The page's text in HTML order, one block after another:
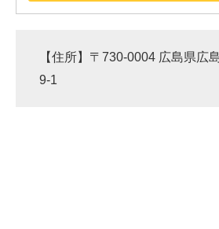
【住所】〒730-0004 広島県広
9-1